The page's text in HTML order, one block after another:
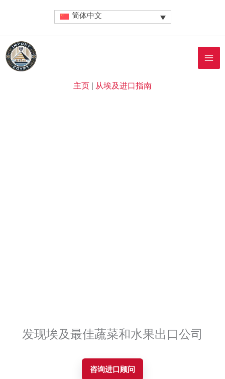
简体中文
主页 从埃及进口指南
发现埃及最佳蔬菜和水果出口公司
咨询进口顾问
Contact